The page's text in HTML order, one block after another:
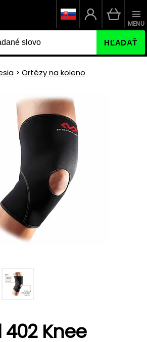
HĽADAŤ
MENU
Ortézy na koleno
Knee